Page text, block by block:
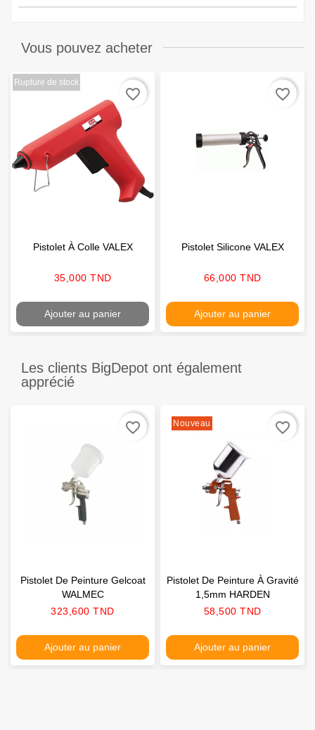
Vous pouvez acheter
Rupture de stock
Pistolet À Colle VALEX
Prix
35,000 TND
Ajouter au panier
favorite_border
Pistolet Silicone VALEX
Prix
66,000 TND
Ajouter au panier
favorite_border
Les clients BigDepot ont également
apprécié
Pistolet De Peinture Gelcoat
WALMEC
Prix
323,600 TND
Ajouter au panier
favorite_border Nouveau
Pistolet De Peinture À Gravité
1,5mm HARDEN
Prix
58,500 TND
Ajouter au panier
favorite_border